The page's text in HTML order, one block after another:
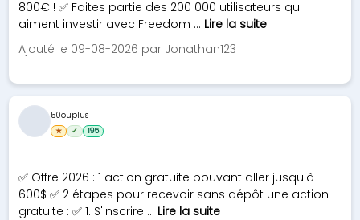
800€ ! ✅ Faites partie des 200 000 utilisateurs qui
aiment investir avec Freedom ... Lire la suite
Ajouté le 09-08-2026 par Jonathan123
✅ Offre 2026 : 1 action gratuite pouvant aller jusqu'à
600$ ✅ 2 étapes pour recevoir sans dépôt une action
gratuite : ✅ 1. S'inscrire ... Lire la suite
50ouplus
★ ✓ 195